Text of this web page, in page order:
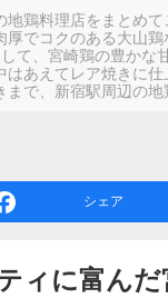
地鶏料理店をまとめ
厚でコクのある大山
て、宮崎鶏の豊かな
はあえてレア焼きに
まで、新宿駅周辺の地
シェア
ィに富ん